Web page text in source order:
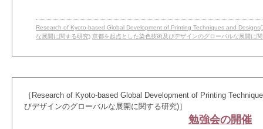
Research of Kyoto-based Global Development of Printing Techniques and Designs(
な展開に関する研究) 京都を起点とした染色技術及びデザインのグローバルな展開に
［Research of Kyoto-based Global Development of Printing
びデザインのグローバルな展開に関する研究)］
勉強会の開催